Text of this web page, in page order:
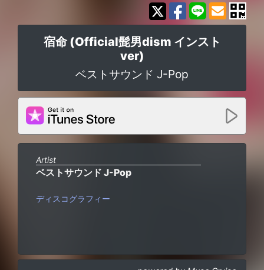
宿命 (Official髭男dism インスト
ver)
ベストサウンド J-Pop
Artist
ベストサウンド J-Pop
ディスコグラフィー